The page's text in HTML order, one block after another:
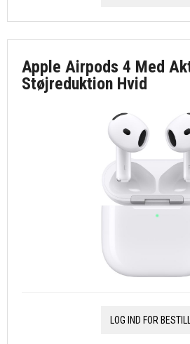
Apple Airpods 4 Med
Støjreduktion Hvid
LOG IND FOR